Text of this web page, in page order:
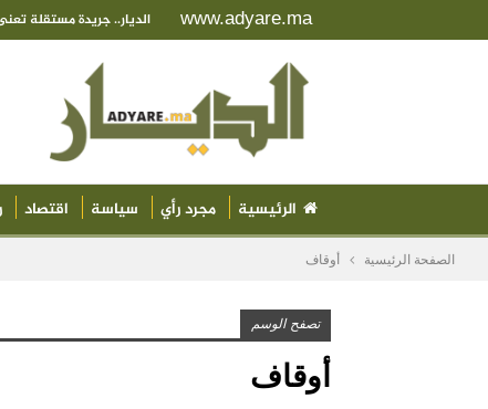
www.adyare.ma الديار.. جريدة مستقلة
الرئيسية مجرد رأي سياسة اقتصاد
الصفحة الرئيسية أوقاف
تصفح الوسم
أوقاف